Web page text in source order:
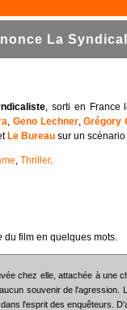
La
, sorti en France
, Geno Lechner,Grégory
Le Bureau sur un scénario
, Thriller.
du film en quelques mots.
chez elle, attachée à une
souvenir de l'agression.
l'esprit des enquêteurs.